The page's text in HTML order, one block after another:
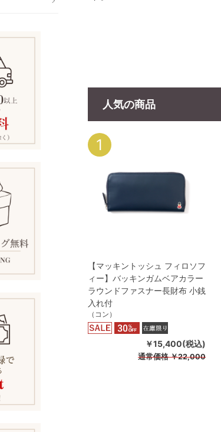
人気の商品
1
【マッキントッシュ フィロソフ
ィー】バッキンガムベアカラー
ラウンドファスナー長財布 小銭
入れ付
（コン）
￥15,400(税込)
通常価格￥22,000